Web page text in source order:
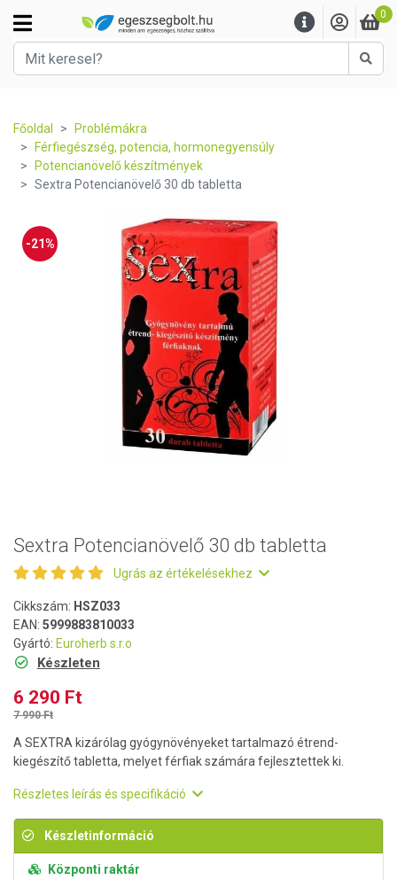
0
Főoldal
Problémákra
Férfiegészség, potencia, hormonegyensúly
Potencianövelő készítmények
Sextra Potencianövelő 30 db tabletta
-21%
Sextra Potencianövelő 30 db tabletta
Ugrás az értékelésekhez
Cikkszám: HSZ033
EAN: 5999883810033
Gyártó: Euroherb s.r.o
Készleten
6 290 Ft
7 990 Ft
A SEXTRA kizárólag gyógynövényeket tartalmazó étrend-
kiegészítő tabletta, melyet férfiak számára fejlesztettek ki.
Részletes leírás és specifikáció
Készletinformáció
Központi raktár